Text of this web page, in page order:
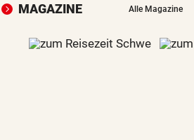
MAGAZINE Alle Magazine